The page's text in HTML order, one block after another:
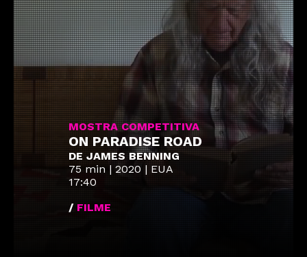
MOSTRA COMPETITIVA
ON PARADISE ROAD
DE JAMES BENNING
75 min | 2020 | EUA
17:40
/ FILME